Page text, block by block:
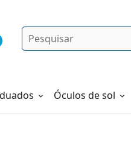
Pesquisar
Óculos de sol